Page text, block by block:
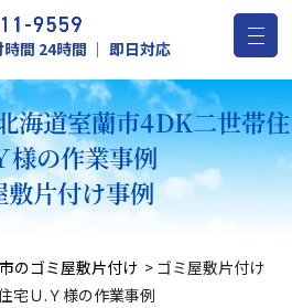
間 24時間 ｜ 即日対応
海道室蘭市4DK二世帯住
様の作業事例
敷片付け事例
のゴミ屋敷片付け > ゴミ屋敷片付け
宅Ｕ.Ｙ様の作業事例